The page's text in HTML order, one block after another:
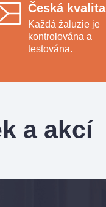
Česká kvalita
Každá žaluzie je
kontrolována a
testována.
a akcí